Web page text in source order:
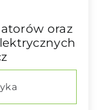
oraz